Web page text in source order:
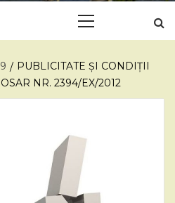
9
PUBLICITATE ȘI CONDIȚII
NR. 2394/EX/2012